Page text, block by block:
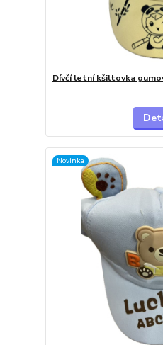
Dívčí letní kšiltovka
Novinka